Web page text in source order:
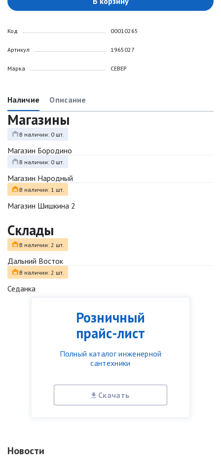
Розничный
прайс-лист
Полный каталог инженерной
сантехники
Скачать
Новости
Код
Артикул
Марка
00010265
1965027
СЕВЕР
Наличие Описание
Магазины
В наличии: 0 шт.
Магазин Бородино
В наличии: 0 шт.
Магазин Народный
В наличии: 1 шт.
Магазин Шишкина 2
Склады
В наличии: 2 шт.
Дальний Восток
В наличии: 2 шт.
Седанка